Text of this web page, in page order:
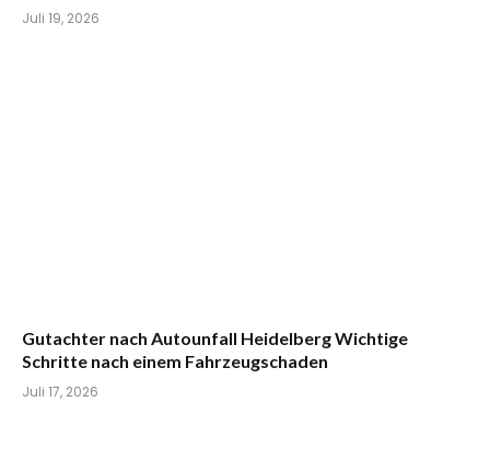
Juli 19, 2026
Gutachter nach Autounfall Heidelberg Wichtige
Schritte nach einem Fahrzeugschaden
Juli 17, 2026